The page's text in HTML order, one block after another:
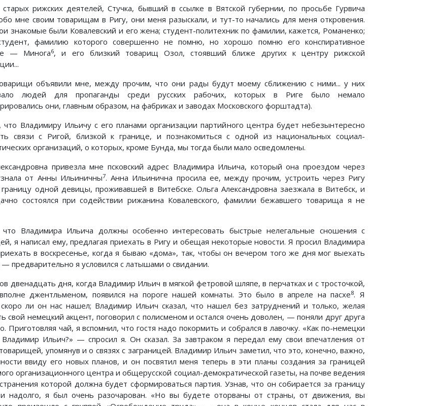
рижских деятелей, Стучка, бывший в ссылке в Вятской губернии, по просьбе Гурвича
мне своим товарищам в Ригу, они меня разыскали, и тут-то начались для меня откровения.
знакомые были Ковалевский и его жена; студент-политехник по фамилии, кажется, Романенко;
фамилию которого совершенно не помню, но хорошо помню его конспиративное
— Минога6, и его близкий товарищ Озол, стоявший ближе других к центру рижской
объявили мне, между прочим, что они рады будут моему сближению с ними... у них
людей для пропаганды среди русских рабочих, которых в Риге было немало
они, главным образом, на фабриках и заводах Московского форштадта).
Владимиру Ильичу с его планами организации партийного центра будет небезынтересно
связи с Ригой, близкой к границе, и познакомиться с одной из национальных социал-
организаций, о которых, кроме Бунда, мы тогда были мало осведомлены.
привезла мне псковский адрес Владимира Ильича, который она проездом через
от Анны Ильиничны7. Анна Ильинична просила ее, между прочим, устроить через Ригу
границу одной девицы, проживавшей в Витебске. Ольга Александровна заезжала в Витебск, и
состоялся при содействии рижанина Ковалевского, фамилии бежавшего товарища я не
что Владимира Ильича должны особенно интересовать быстрые нелегальные сношения с
я написал ему, предлагая приехать в Ригу и обещая некоторые новости. Я просил Владимира
в воскресенье, когда я бываю «дома», так, чтобы он вечером того же дня мог выехать
предварительно я условился с латышами о свидании.
двенадцать дня, когда Владимир Ильич в мягкой фетровой шляпе, в перчатках и с тросточкой,
джентльменом, появился на пороге нашей комнаты. Это было в апреле на пасхе8. Я
скоро ли он нас нашел; Владимир Ильич сказал, что нашел без затруднений и только, желая
свой немецкий акцент, поговорил с полисменом и остался очень доволен, — поняли друг друга
Приготовляя чай, я вспомнил, что гостя надо покормить и собрался в лавочку. «Как по-немецки
Владимир Ильич?» — спросил я. Он сказал. За завтраком я передал ему свои впечатления от
упомянув и о связях с заграницей. Владимир Ильич заметил, что это, конечно, важно,
ввиду его новых планов, и он посвятил меня теперь в эти планы создания за границей
организационного центра и общерусской социал-демократической газеты, на почве ведения
которой должна будет сформироваться партия. Узнав, что он собирается за границу
надолго, я был очень разочарован. «Но вы будете оторваны от страны, от движения, вы